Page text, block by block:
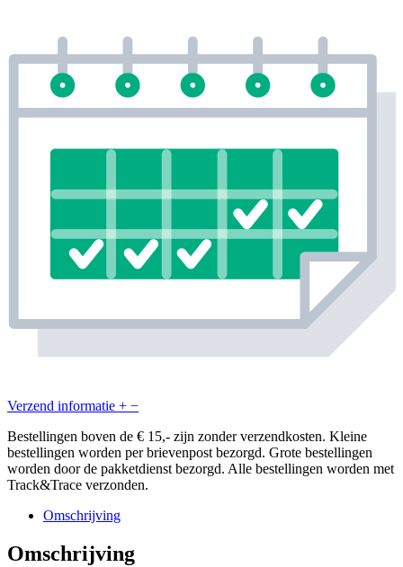
Verzend informatie + −
Bestellingen boven de € 15,- zijn zonder verzendkosten. Kleine
bestellingen worden per brievenpost bezorgd. Grote bestellingen
worden door de pakketdienst bezorgd. Alle bestellingen worden met
Track&Trace verzonden.
Omschrijving
Omschrijving